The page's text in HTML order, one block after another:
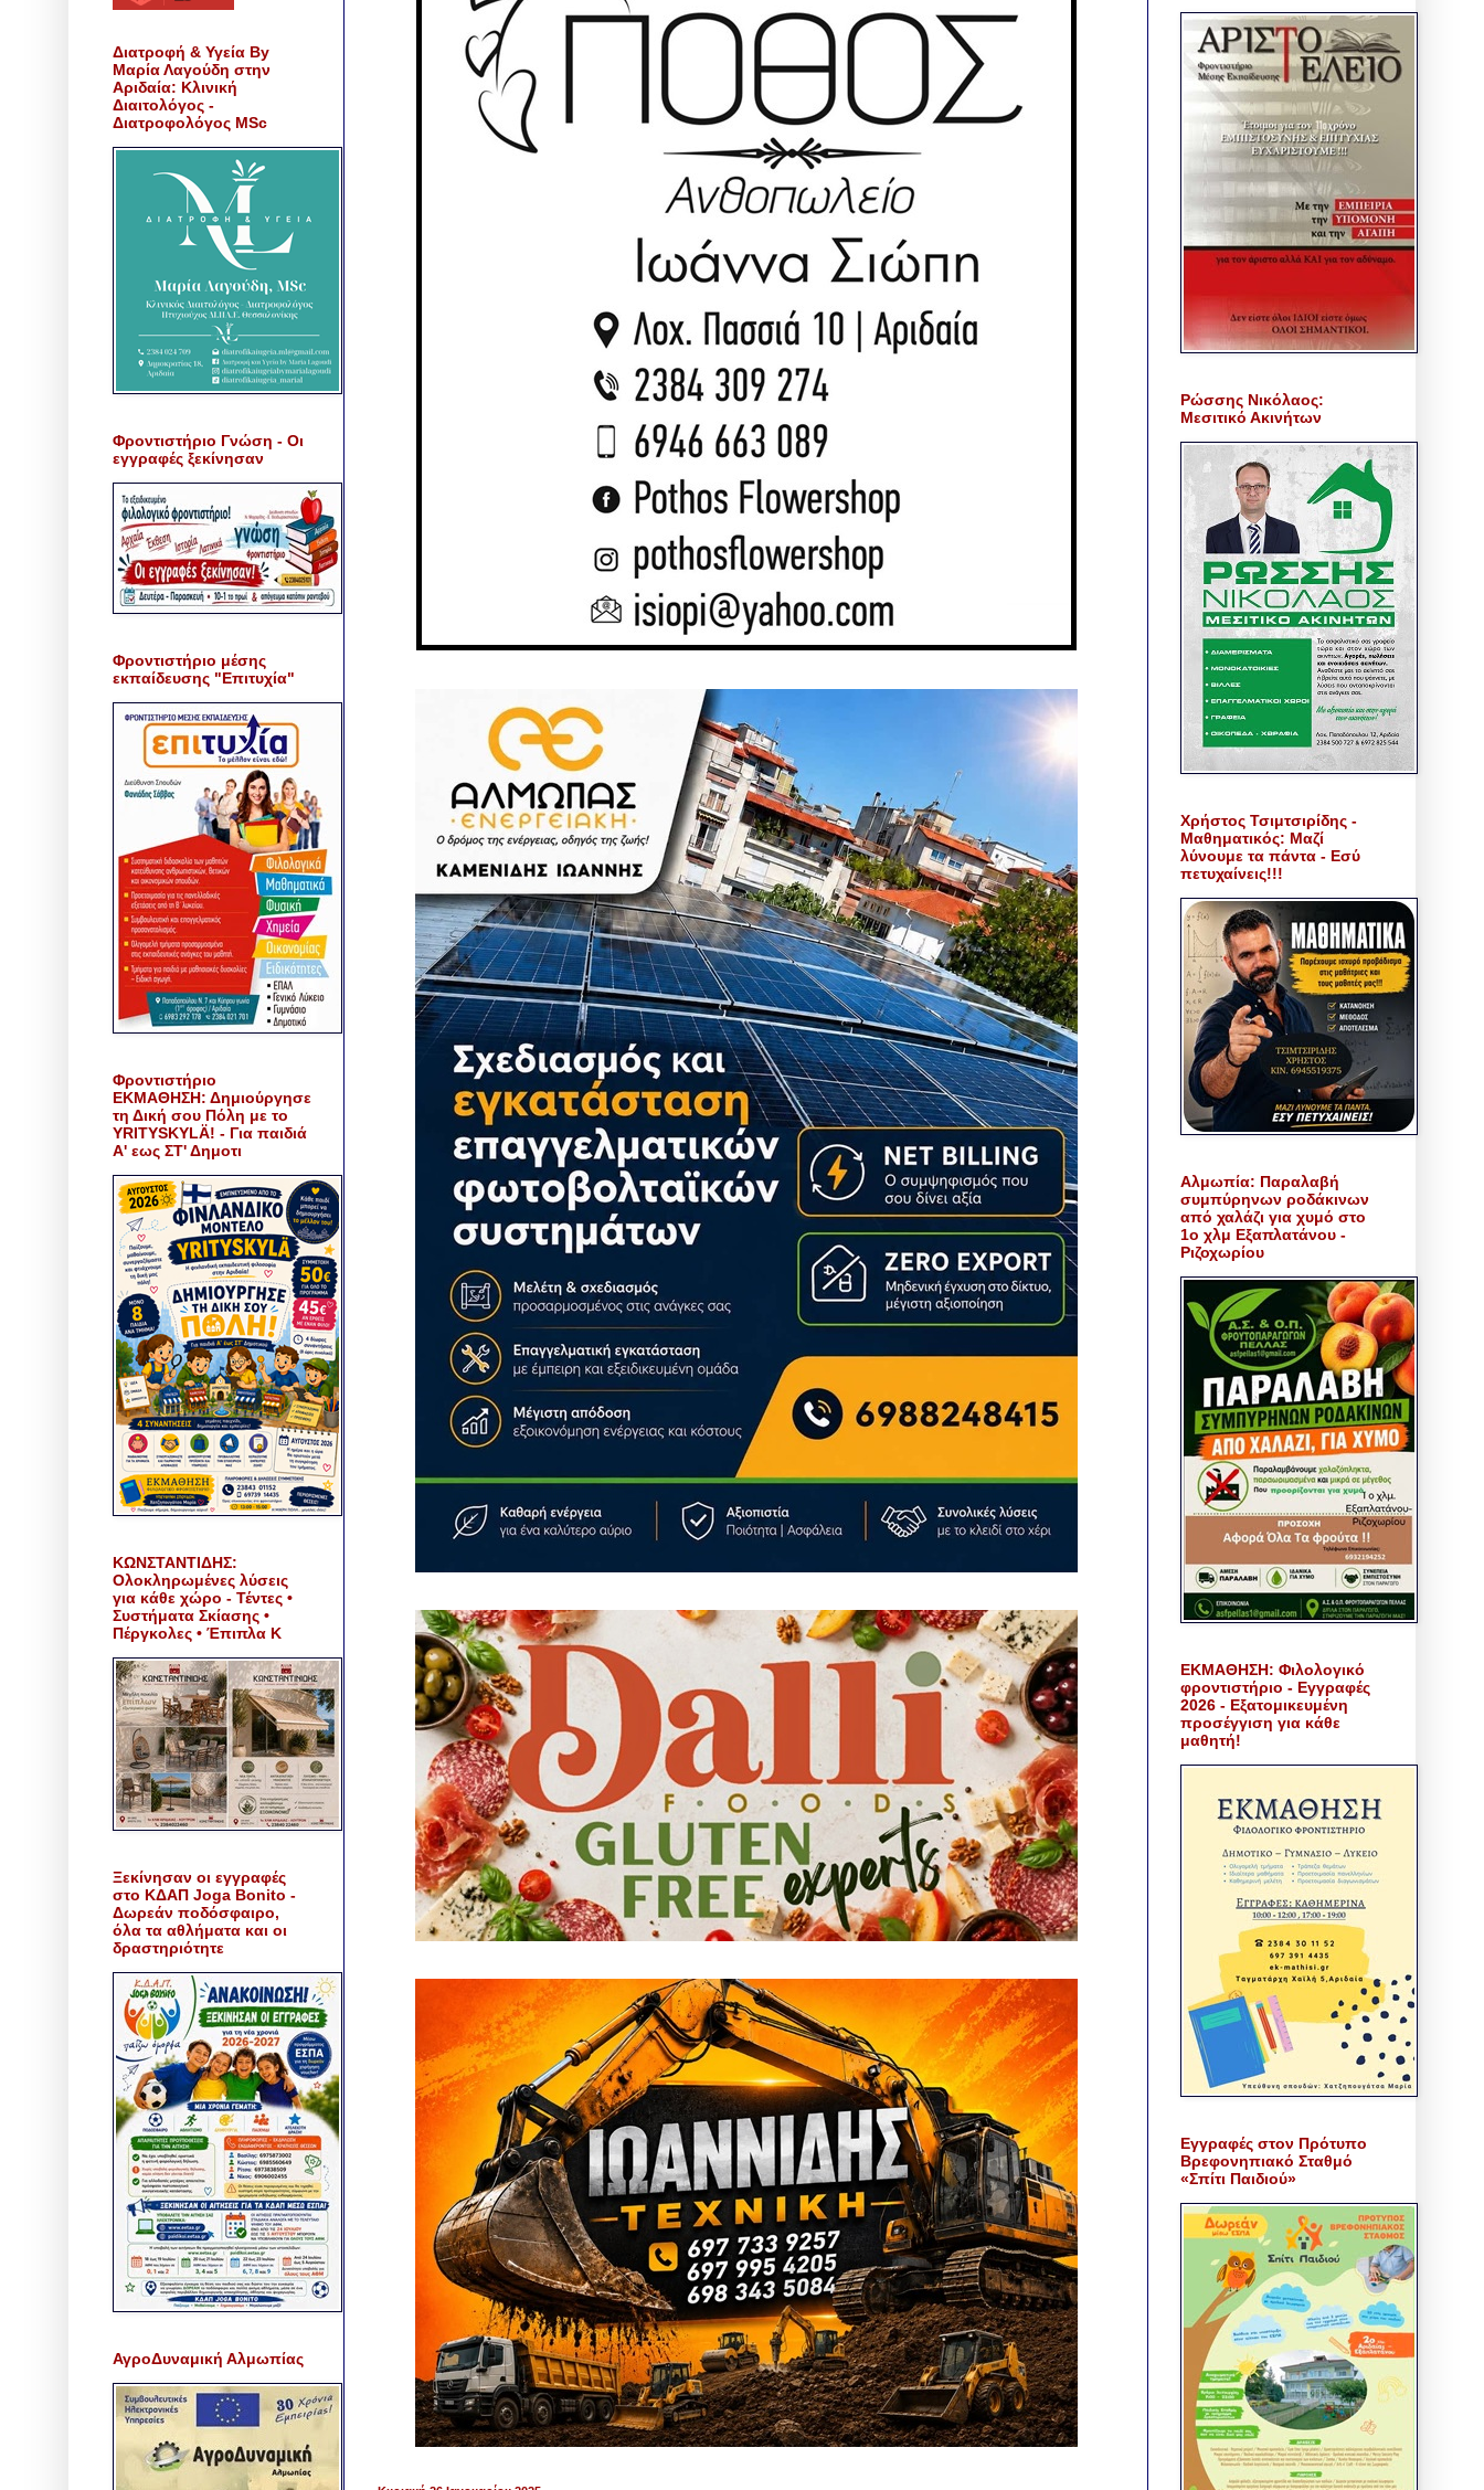
Διατροφή & Υγεία By
Μαρία Λαγούδη στην
Αριδαία: Κλινική
Διαιτολόγος -
Διατροφολόγος MSc
Φροντιστήριο Γνώση - Οι
εγγραφές ξεκίνησαν
Φροντιστήριο μέσης
εκπαίδευσης "Επιτυχία"
Φροντιστήριο
ΕΚΜΑΘΗΣΗ: Δημιούργησε
τη Δική σου Πόλη με το
YRITYSKYLÄ! - Για παιδιά
Α' εως ΣΤ' Δημοτι
ΚΩΝΣΤΑΝΤΙΔΗΣ:
Ολοκληρωμένες λύσεις
για κάθε χώρο - Τέντες •
Συστήματα Σκίασης •
Πέργκολες • Έπιπλα Κ
Ξεκίνησαν οι εγγραφές
στο ΚΔΑΠ Joga Bonito -
Δωρεάν ποδόσφαιρο,
όλα τα αθλήματα και οι
δραστηριότητε
ΑγροΔυναμική Αλμωπίας
Ρώσσης Νικόλαος:
Μεσιτικό Ακινήτων
Χρήστος Τσιμτσιρίδης -
Μαθηματικός: Μαζί
λύνουμε τα πάντα - Εσύ
πετυχαίνεις!!!
Αλμωπία: Παραλαβή
συμπύρηνων ροδάκινων
από χαλάζι για χυμό στο
1ο χλμ Εξαπλατάνου -
Ριζοχωρίου
ΕΚΜΑΘΗΣΗ: Φιλολογικό
φροντιστήριο - Εγγραφές
2026 - Εξατομικευμένη
προσέγγιση για κάθε
μαθητή!
Εγγραφές στον Πρότυπο
Βρεφονηπιακό Σταθμό
«Σπίτι Παιδιού»